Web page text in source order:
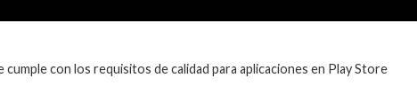
cumple con los requisitos de calidad para aplicaciones en Play Store